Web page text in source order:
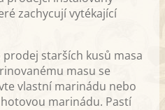
zachycují vytékající
starších kusů masa
masu se
vlastní marinádu nebo
marinádu. Pastí